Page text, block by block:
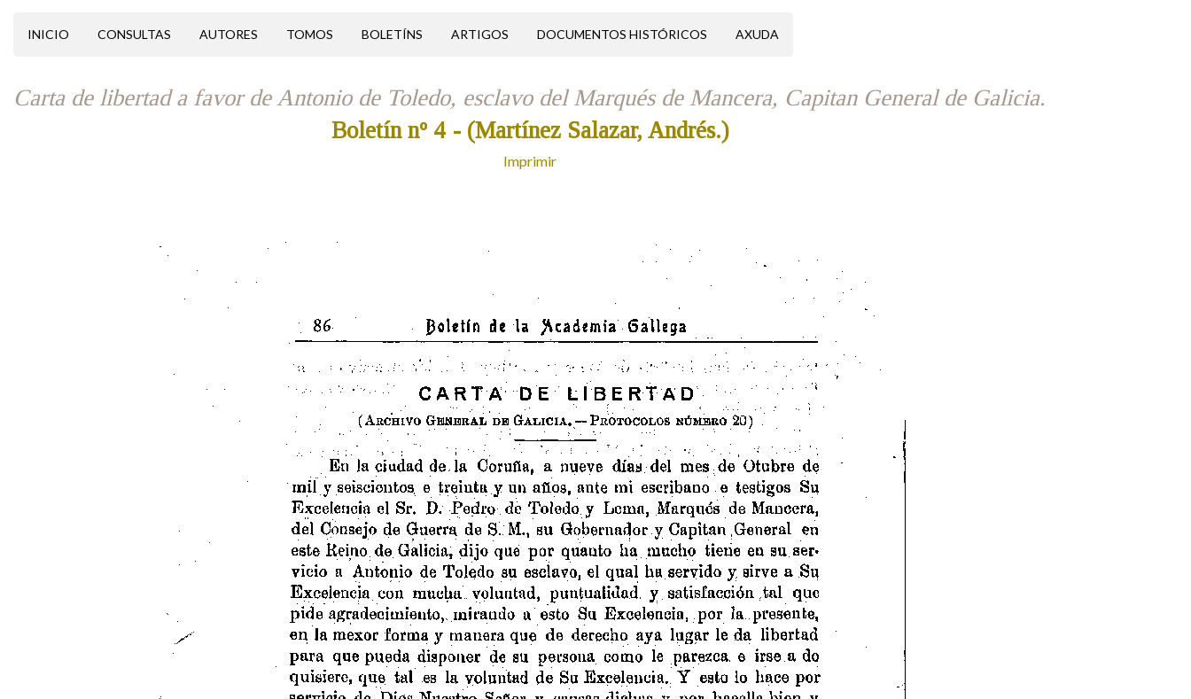
INICIO CONSULTAS AUTORES TOMOS BOLETÍNS ARTIGOS DOCUMENTOS HISTÓRICOS AXUDA
Carta de libertad a favor de Antonio de Toledo, esclavo del Marqués de Mancera, Capitan General de Galicia.
Boletín nº 4 - (Martínez Salazar, Andrés.)
Imprimir